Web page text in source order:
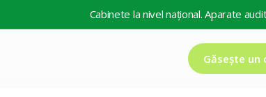
Cabinete la nivel național. Aparate auditive de
Găsește un